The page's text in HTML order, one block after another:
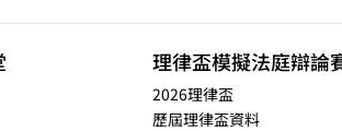
理律盃模擬法庭辯論
2026理律盃
歷屆理律盃資料